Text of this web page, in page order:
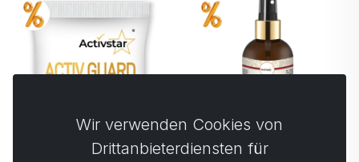
100%
Wir verwenden Cookies von
Drittanbieterdiensten für